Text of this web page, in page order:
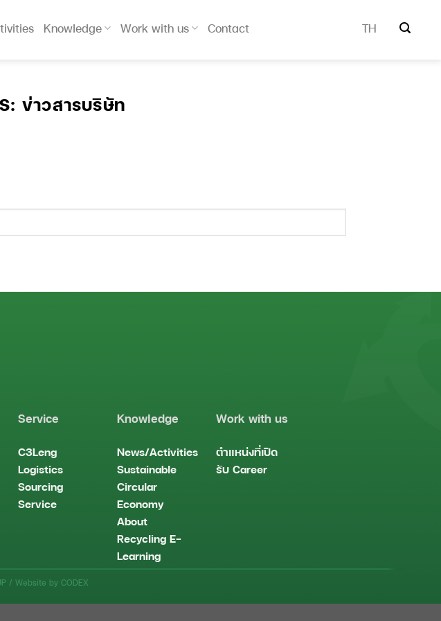
Knowledge Work with us Contact TH
ข่าวสารบริษัท
Service
C3Leng
Logistics
Sourcing
Service
Knowledge
News/Activities
Sustainable
Circular
Economy
About
Recycling E-
Learning
Work with us
ตำแหน่งที่เปิด
รับ Career
/ Website by CODEX